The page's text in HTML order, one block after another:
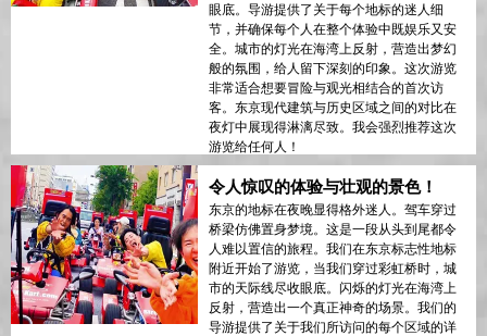
眼底。导游提供了关于每个地标的迷人细
节，并确保每个人在整个体验中既娱乐又安
全。城市的灯光在海湾上反射，营造出梦幻
般的氛围，给人留下深刻的印象。这次游览
非常适合想要冒险与观光相结合的首次访
客。东京现代建筑与历史区域之间的对比在
夜灯中展现得淋漓尽致。我会强烈推荐这次
游览给任何人！
令人惊叹的体验与壮观的景色！
东京的地标在夜晚显得格外迷人。驾车穿过
桥梁仿佛置身梦境。这是一段从头到尾都令
人难以置信的旅程。我们在东京标志性地标
附近开始了游览，当我们穿过彩虹桥时，城
市的天际线尽收眼底。闪烁的灯光在海湾上
反射，营造出一个真正神奇的场景。我们的
导游提供了关于我们所访问的每个区域的详